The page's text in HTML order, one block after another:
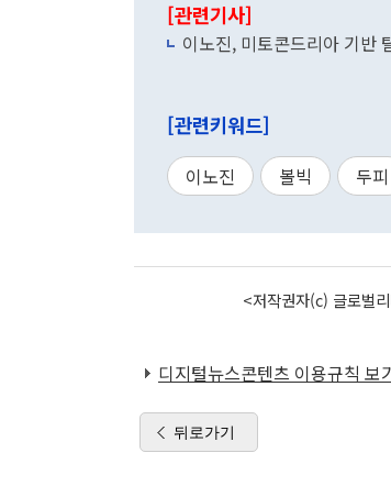
[관련기사]
이노진, 미토콘드리아 기반
[관련키워드]
이노진 볼빅 두피
<저작권자(c) 글로벌
디지털뉴스콘텐츠 이용규칙 보
뒤로가기